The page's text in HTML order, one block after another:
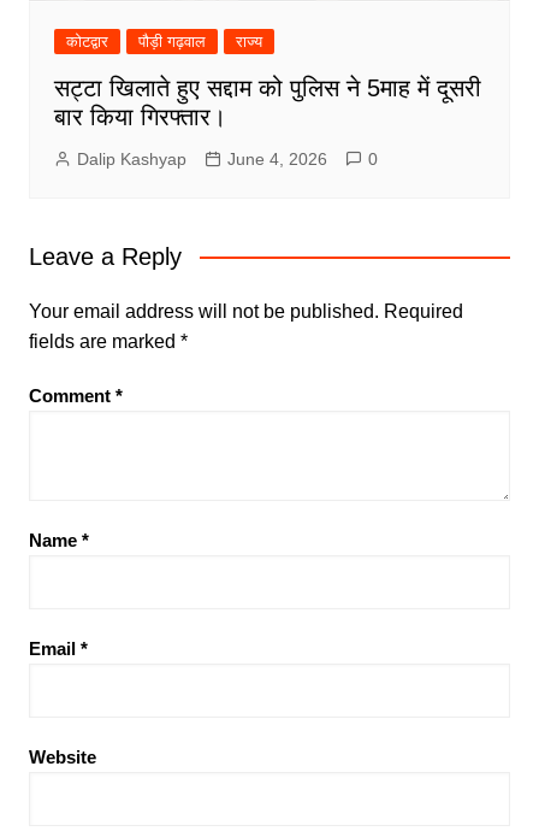
कोटद्वार पौड़ी गढ़वाल राज्य
सट्टा खिलाते हुए सद्दाम को पुलिस ने 5माह में दूसरी
बार किया गिरफ्तार।
Dalip Kashyap June 4, 2026 0
Leave a Reply
Your email address will not be published. Required
fields are marked *
Comment *
Name *
Email *
Website